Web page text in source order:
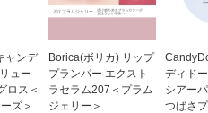
ャンデ
ュー
ロス＜
ズ＞
Borica(ボリカ) リップ
プランパー エクスト
ラセラム207＜プラム
ジェリー＞
ディド
シアー
つばさ